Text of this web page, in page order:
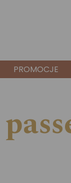
PROMOCJE